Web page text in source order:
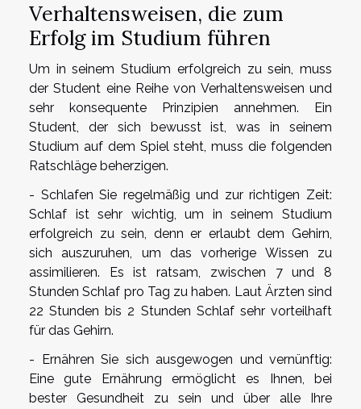
Verhaltensweisen, die zum
Erfolg im Studium führen
Um in seinem Studium erfolgreich zu sein, muss
der Student eine Reihe von Verhaltensweisen und
sehr konsequente Prinzipien annehmen. Ein
Student, der sich bewusst ist, was in seinem
Studium auf dem Spiel steht, muss die folgenden
Ratschläge beherzigen.
- Schlafen Sie regelmäßig und zur richtigen Zeit:
Schlaf ist sehr wichtig, um in seinem Studium
erfolgreich zu sein, denn er erlaubt dem Gehirn,
sich auszuruhen, um das vorherige Wissen zu
assimilieren. Es ist ratsam, zwischen 7 und 8
Stunden Schlaf pro Tag zu haben. Laut Ärzten sind
22 Stunden bis 2 Stunden Schlaf sehr vorteilhaft
für das Gehirn.
- Ernähren Sie sich ausgewogen und vernünftig:
Eine gute Ernährung ermöglicht es Ihnen, bei
bester Gesundheit zu sein und über alle Ihre